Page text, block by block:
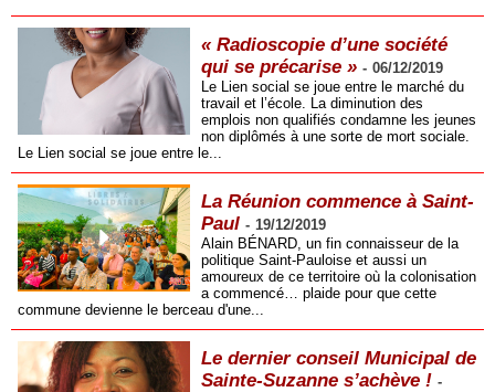
« Radioscopie d’une société
qui se précarise » - 06/12/2019
Le Lien social se joue entre le marché du
travail et l’école. La diminution des
emplois non qualifiés condamne les jeunes
non diplômés à une sorte de mort sociale.
Le Lien social se joue entre le...
La Réunion commence à Saint-
Paul - 19/12/2019
Alain BÉNARD, un fin connaisseur de la
politique Saint-Pauloise et aussi un
amoureux de ce territoire où la colonisation
a commencé… plaide pour que cette
commune devienne le berceau d'une...
Le dernier conseil Municipal de
Sainte-Suzanne s’achève ! -